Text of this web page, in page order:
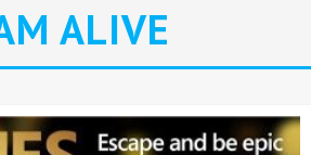
Evolution Soccer 2017 - Análisis
Pausa VG - S04E06 - Nintendo Switch - FIFA/PES - DS III Ashes of Ariandel - Red Dead Redemption 2
Opinión sobre The Last of Us y Left Behind
ALIVE